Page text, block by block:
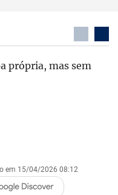
própria, mas sem
em 15/04/2026 08:12